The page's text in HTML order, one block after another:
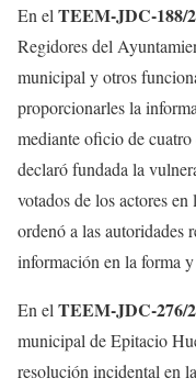
En el TEEM-JDC-188/
Regidores del
municipal y otros
proporcionarles la
mediante oficio de
declaró fundada la
votados de los actores
ordenó a las autoridades
información en la forma
En el TEEM-JDC-276/
municipal de Epitacio
resolución incidental en